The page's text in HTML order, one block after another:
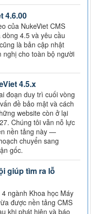
4.6.00
của NukeViet CMS
4.5 và yêu cầu
là bản cập nhật
nghị cho toàn bộ người
4.5.x
đoạn duy trì cuối vòng
đề bảo mật và cách
website còn ở lại
Chúng tôi vẫn nỗ lực
nền tảng này —
chuyển sang
gốc.
giúp tìm ra lỗ
ngành Khoa học Máy
được nền tảng CMS
khi phát hiện và báo